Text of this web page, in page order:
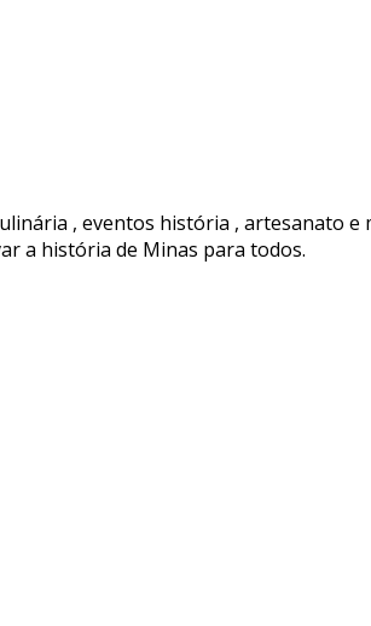
, eventos história , artesanato
a história de Minas para todos.